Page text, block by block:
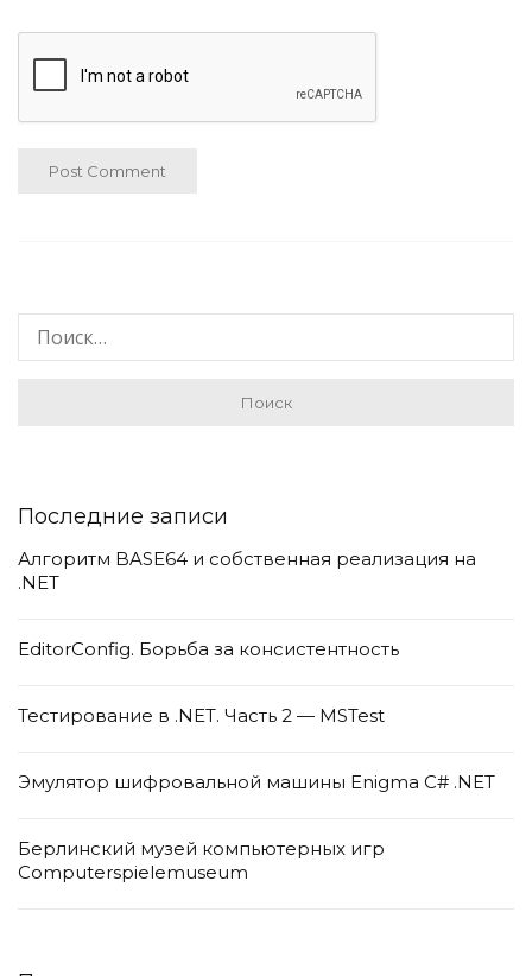
Последние записи
Алгоритм BASE64 и собственная реализация на
.NET
EditorConfig. Борьба за консистентность
Тестирование в .NET. Часть 2 — MSTest
Эмулятор шифровальной машины Enigma C# .NET
Берлинский музей компьютерных игр
Computerspielemuseum